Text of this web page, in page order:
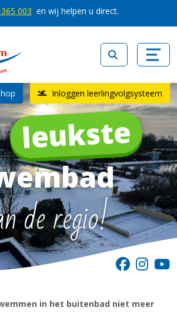
003 en wij helpen u direct.
Inloggen leerlingvolgsysteem
leukste
de regio!
in het buitenbad niet meer